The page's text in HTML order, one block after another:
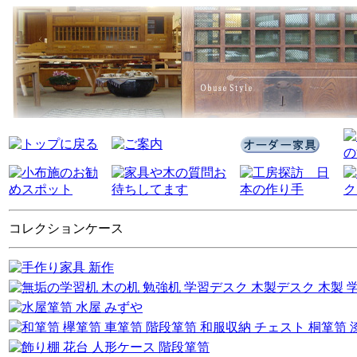
コレクションケース